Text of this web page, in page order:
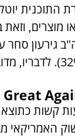
מוצרים,
האיחוד האירופי (20%), יפן
קשות
האמריקאי